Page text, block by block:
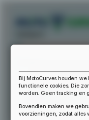
Bij MotoCurves houden
functionele cookies. Die
worden. Geen tracking en
Bovendien maken we
voorzieningen, zodat alles